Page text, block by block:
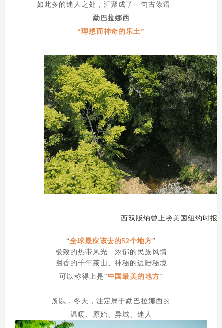
如此多的迷人之处，汇聚成了一句古傣语——
勐巴拉娜西
“理想而神奇的乐土”
西双版纳曾上榜美国纽约时报
“全球最应该去的52个地方”
极致的热带风光，浓郁的民族风情
幽香的千年茶山、神秘的边陲秘境
可以称得上是“中国最美的地方”
所以，冬天，注定属于勐巴拉娜西的
温暖、原始、异域、迷人